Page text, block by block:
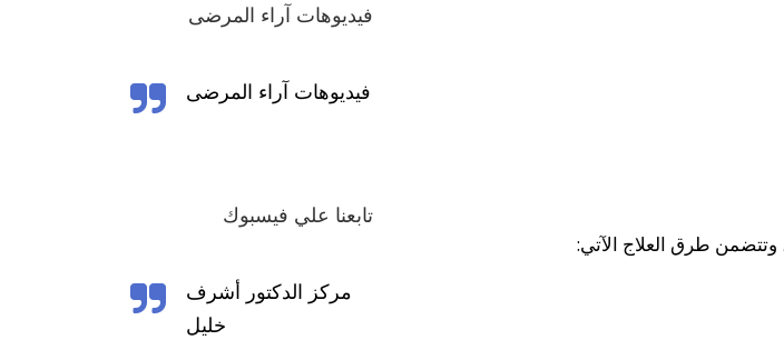
وتتضمن طرق العلاج الآتي:
فيديوهات آراء المرضى
تابعنا علي فيسبوك
‎مركز الدكتور أشرف
خليل‎